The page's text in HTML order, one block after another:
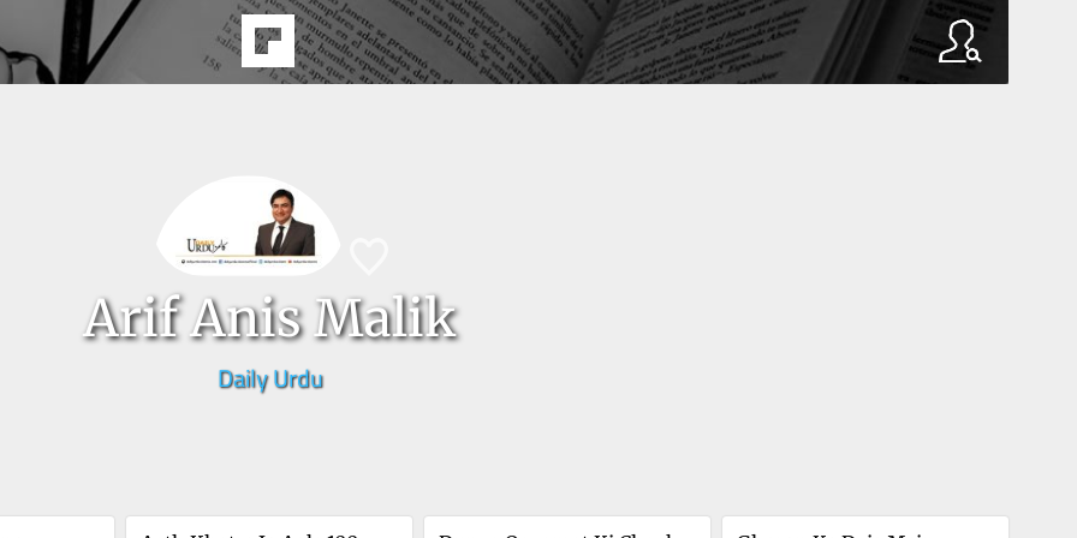
Arif Anis Malik
Daily Urdu